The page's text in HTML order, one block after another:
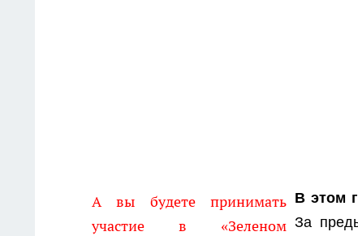
А вы будете принимать
участие в «Зеленом
В этом
За